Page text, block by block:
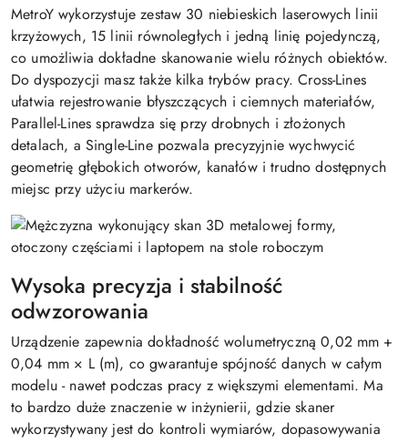
MetroY wykorzystuje zestaw 30 niebieskich laserowych linii
krzyżowych, 15 linii równoległych i jedną linię pojedynczą,
co umożliwia dokładne skanowanie wielu różnych obiektów.
Do dyspozycji masz także kilka trybów pracy. Cross-Lines
ułatwia rejestrowanie błyszczących i ciemnych materiałów,
Parallel-Lines sprawdza się przy drobnych i złożonych
detalach, a Single-Line pozwala precyzyjnie wychwycić
geometrię głębokich otworów, kanałów i trudno dostępnych
miejsc przy użyciu markerów.
Wysoka precyzja i stabilność
odwzorowania
Urządzenie zapewnia dokładność wolumetryczną 0,02 mm +
0,04 mm × L (m), co gwarantuje spójność danych w całym
modelu - nawet podczas pracy z większymi elementami. Ma
to bardzo duże znaczenie w inżynierii, gdzie skaner
wykorzystywany jest do kontroli wymiarów, dopasowywania